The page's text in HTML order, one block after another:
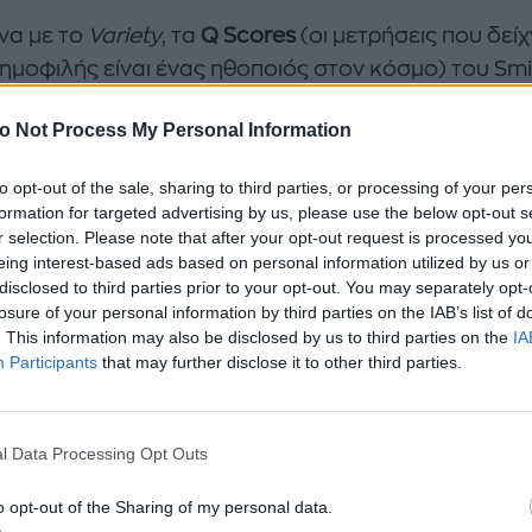
Not Process My Personal Information
opt-out of the sale, sharing to third parties, or processing of your
for targeted advertising by us, please use the below opt-out
selection. Please note that after your opt-out request is processed
interest-based ads based on personal information utilized by us
to third parties prior to your opt-out. You may separately
of your personal information by third parties on the IAB’s list of
This information may also be disclosed by us to third parties on the
Participants that may further disclose it to other third parties.
Data Processing Opt Outs
opt-out of the Sharing of my personal data.
με το Variety, τα Q Scores (οι μετρήσεις που
είναι ένας ηθοποιός στον κόσμο) του
στους πιο αγαπητούς στο κοινό ηθοποιούς, μαζί
39, μετά το περίφημο χαστούκι, αυτή